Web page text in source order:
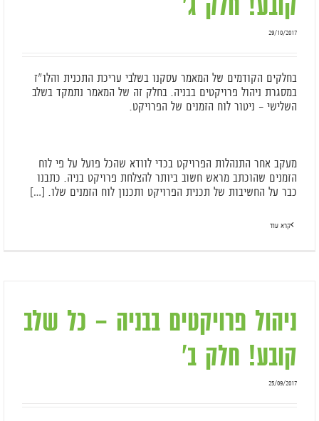
29/10/2017
בחלקים הקודמים של המאמר עסקנו בשלבי עריכת התכנית והלו"ז
במסגרת ניהול פרויקטים בבניה. בחלק זה של המאמר נתמקד בשלב
השלישי – ניטור לוח הזמנים של הפרויקט.
מעקב אחר התנהלות הפרויקט בכדי לוודא שהכל פועל על פי לוח
הזמנים שהוכתב מראש חשוב ביותר להצלחת פרויקט בניה. כתבנו
כבר על החשיבות של תכנית הפרויקט ותכנון לוח הזמנים שלו. […]
קרא עוד
ניהול פרויקטים בבניה – כל שלב
קובע! חלק ב'
25/09/2017